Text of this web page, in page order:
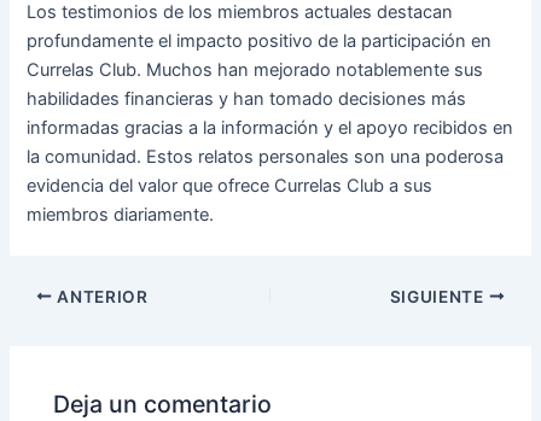
Los testimonios de los miembros actuales destacan
profundamente el impacto positivo de la participación en
Currelas Club. Muchos han mejorado notablemente sus
habilidades financieras y han tomado decisiones más
informadas gracias a la información y el apoyo recibidos en
la comunidad. Estos relatos personales son una poderosa
evidencia del valor que ofrece Currelas Club a sus
miembros diariamente.
Navegación
ANTERIOR SIGUIENTE
Deja un comentario